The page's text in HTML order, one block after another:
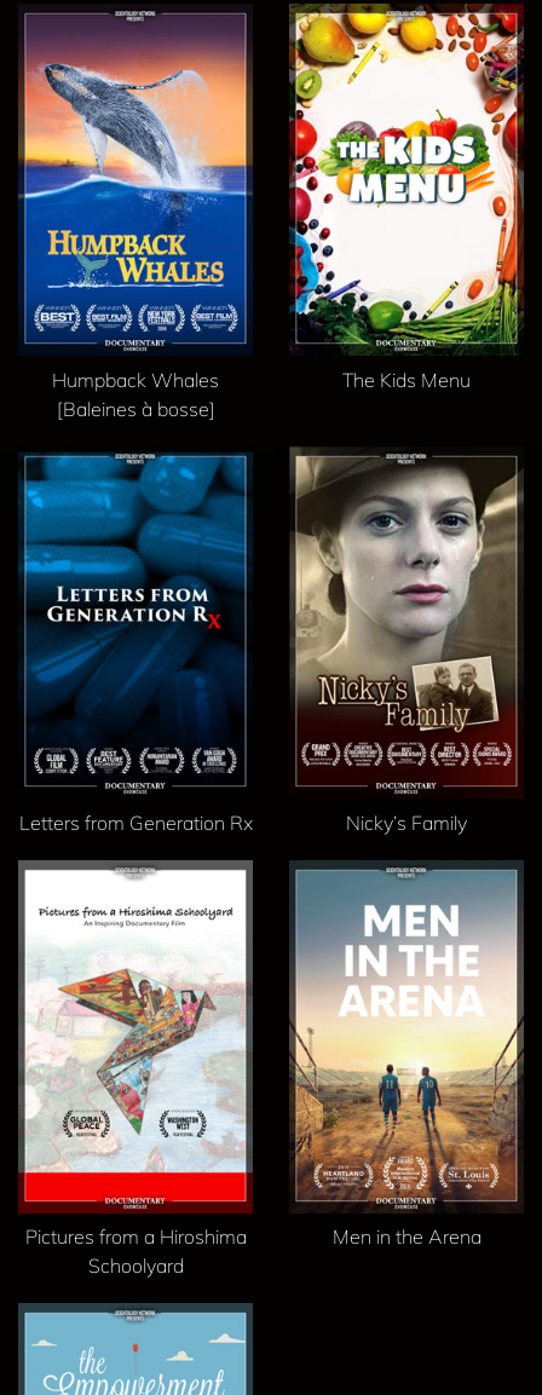
Humpback Whales
[Baleines à bosse]
The Kids Menu
Letters from Generation Rx Nicky’s Family
Pictures from a Hiroshima
Schoolyard
Men in the Arena